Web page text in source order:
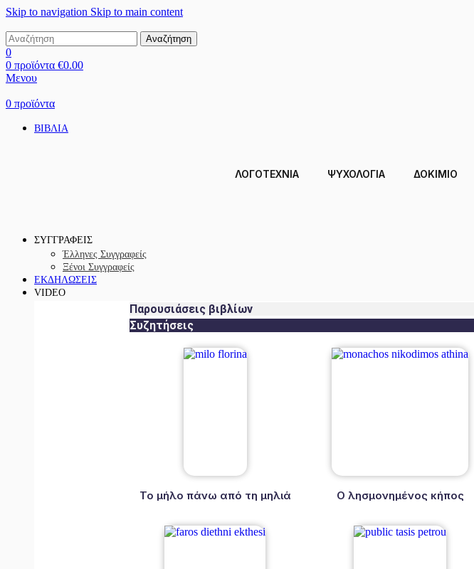
Skip to navigation Skip to main content
Αναζήτηση
0
0 προϊόντα €0.00
Μενου
0 προϊόντα
ΒΙΒΛΙΑ
ΛΟΓΟΤΕΧΝΙΑ ΨΥΧΟΛΟΓΙΑ ΔΟΚΊΜΙΟ
ΣΥΓΓΡΑΦΕΙΣ
Έλληνες Συγγραφείς
Ξένοι Συγγραφείς
ΕΚΔΗΛΩΣΕΙΣ
VIDEO
Παρουσιάσεις βιβλίων
Συζητήσεις
Το μήλο πάνω από τη μηλιά Ο λησμονημένος κήπος